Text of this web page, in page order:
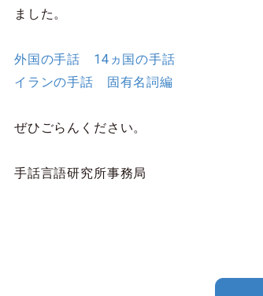
ました。
外国の手話 14ヵ国の手話
イランの手話 固有名詞編
ぜひごらんください。
手話言語研究所事務局